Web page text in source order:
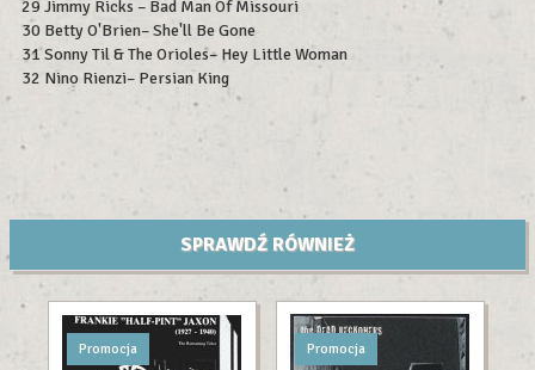
29 Jimmy Ricks – Bad Man Of Missouri
30 Betty O'Brien– She'll Be Gone
31 Sonny Til & The Orioles– Hey Little Woman
32 Nino Rienzi– Persian King
SPRAWDŹ RÓWNIEŻ
Promocja Promocja